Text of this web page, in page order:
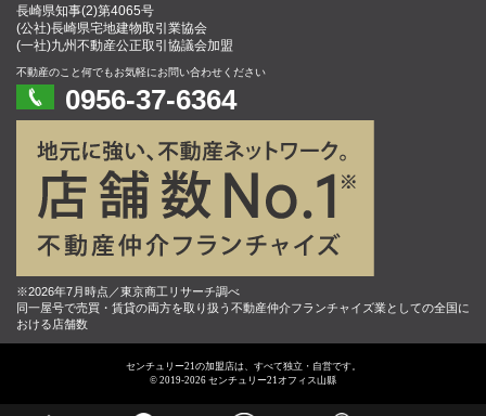
長崎県知事(2)第4065号
(公社)長崎県宅地建物取引業協会
(一社)九州不動産公正取引協議会加盟
不動産のこと何でもお気軽にお問い合わせください
0956-37-6364
※2026年7月時点／東京商工リサーチ調べ
同一屋号で売買・賃貸の両方を取り扱う不動産仲介フランチャイズ業としての全国に
おける店舗数
センチュリー21の加盟店は、すべて独立・自営です。
© 2019-2026 センチュリー21オフィス山縣